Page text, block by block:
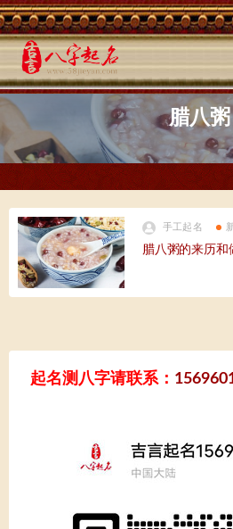
腊八粥
手工起名
腊八粥的来历和
起名测八字请联系：